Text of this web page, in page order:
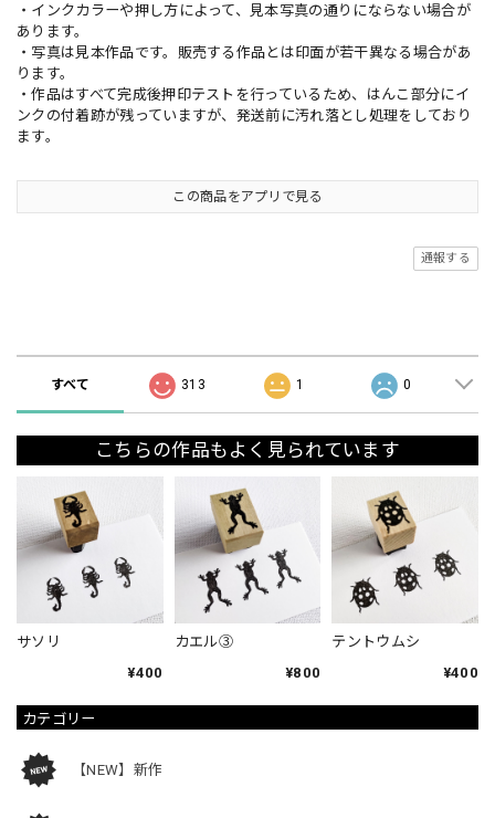
カテゴリー
【NEW】新作
・インクカラーや押し方によって、見本写真の通りにならない場合が
あります。
・写真は見本作品です。販売する作品とは印面が若干異なる場合があ
ります。
・作品はすべて完成後押印テストを行っているため、はんこ部分にイ
ンクの付着跡が残っていますが、発送前に汚れ落とし処理をしており
ます。
この商品をアプリで見る
通報する
すべて 313 1 0
こちらの作品もよく見られています
サソリ
¥400
カエル③
¥800
テントウムシ
¥400